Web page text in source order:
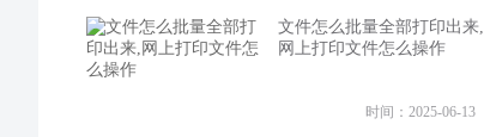
文件怎么批量全部打印出来,
网上打印文件怎么操作
时间：2025-06-13